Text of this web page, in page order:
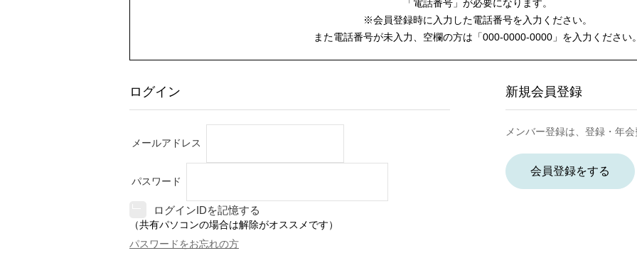
「電話番号」が必要になります。
※会員登録時に入力した電話番号を入力ください。
また電話番号が未入力、空欄の方は 「000-0000-0000」を入力ください。
ログイン
メールアドレス
パスワード
ログインIDを記憶する
（共有パソコンの場合は解除がオススメです）
パスワードをお忘れの方
新規会員登録
メンバー登録は、登録・年会
会員登録をする